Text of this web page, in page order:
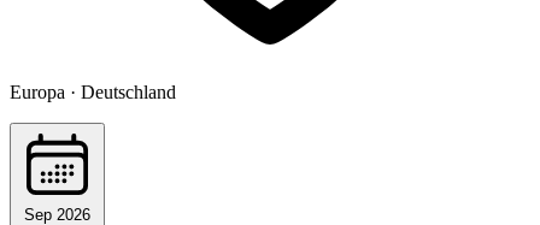
Europa · Deutschland
Sep 2026